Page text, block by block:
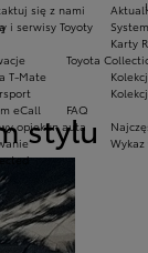
się z nami
i serwisy Toyoty
T-Mate
eCall
opiekun auta
Karty
Toyota
FAQ
stylu